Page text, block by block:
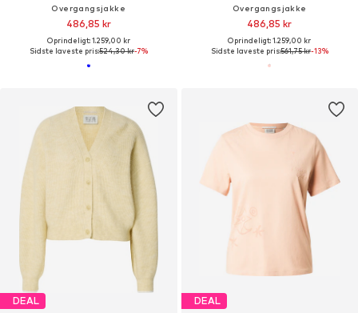
Overgangsjakke
486,85 kr
Oprindeligt: 1.259,00 kr
Sidste laveste pris:524,30 kr-7%
Overgangsjakke
486,85 kr
Oprindeligt: 1.259,00 kr
Sidste laveste pris:561,75 kr-13%
DEAL DEAL